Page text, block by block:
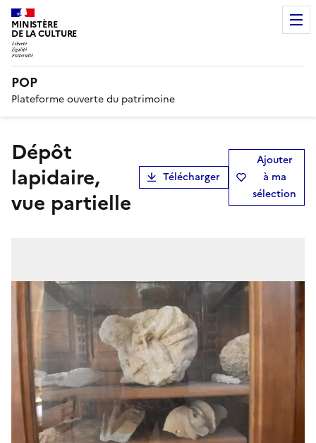
MINISTÈRE
DE LA CULTURE
POP
Plateforme ouverte du patrimoine
dépôt
lapidaire,
vue partielle
Télécharger
Ajouter
à ma
sélection